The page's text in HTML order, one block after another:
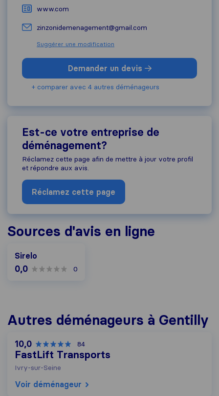
www.com
zinzonidemenagement@gmail.com
Suggérer une modification
Demander un devis
+ comparer avec 4 autres déménageurs
Est-ce votre entreprise de
déménagement?
Réclamez cette page afin de mettre à jour votre profil
et répondre aux avis.
Réclamez cette page
Sources d'avis en ligne
Sirelo
0,0 0
Autres déménageurs à Gentilly
10,0 84
FastLift Transports
Ivry-sur-Seine
Voir déménageur